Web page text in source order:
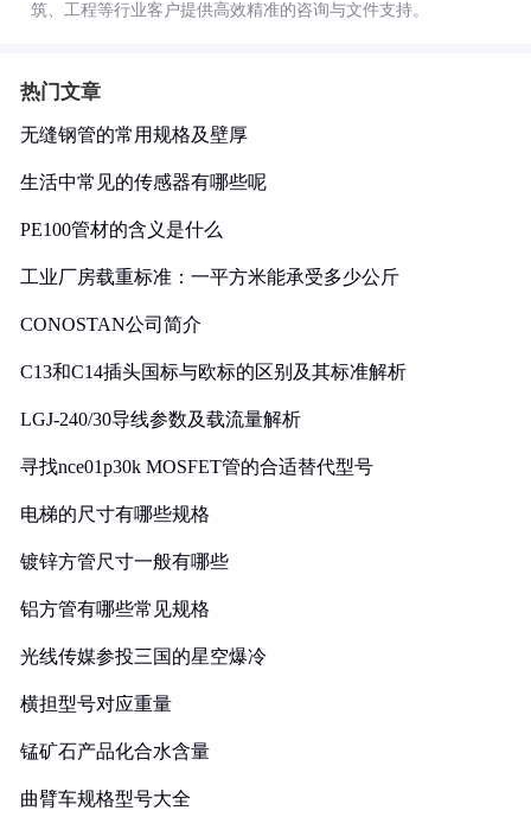
筑、工程等行业客户提供高效精准的咨询与文件支持。
热门文章
无缝钢管的常用规格及壁厚
生活中常见的传感器有哪些呢
PE100管材的含义是什么
工业厂房载重标准：一平方米能承受多少公斤
CONOSTAN公司简介
C13和C14插头国标与欧标的区别及其标准解析
LGJ-240/30导线参数及载流量解析
寻找nce01p30k MOSFET管的合适替代型号
电梯的尺寸有哪些规格
镀锌方管尺寸一般有哪些
铝方管有哪些常见规格
光线传媒参投三国的星空爆冷
横担型号对应重量
锰矿石产品化合水含量
曲臂车规格型号大全